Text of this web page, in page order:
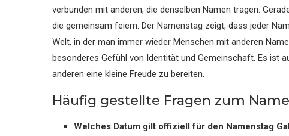
verbunden mit anderen, die denselben Namen tragen.
die gemeinsam feiern. Der Namenstag zeigt, dass jeder
Welt, in der man immer wieder Menschen mit anderen
besonderes Gefühl von Identität und Gemeinschaft. Es ist
anderen eine kleine Freude zu bereiten.
Häufig gestellte Fragen zum
Welches Datum gilt offiziell für den Namenstag